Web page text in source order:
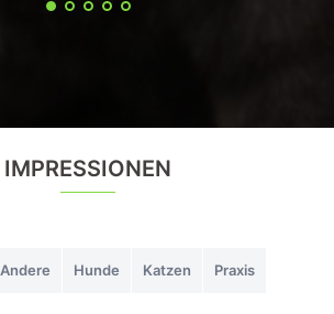
IMPRESSIONEN
Andere Hunde Katzen Praxis